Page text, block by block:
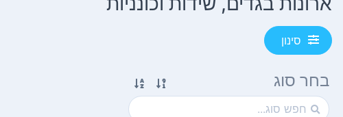
סינון
בחר סוג